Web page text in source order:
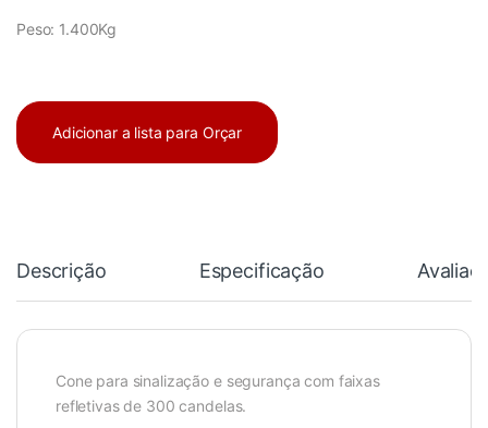
Peso: 1.400Kg
Adicionar a lista para Orçar
Descrição Especificação
Cone para sinalização e segurança com faixas
refletivas de 300 candelas.